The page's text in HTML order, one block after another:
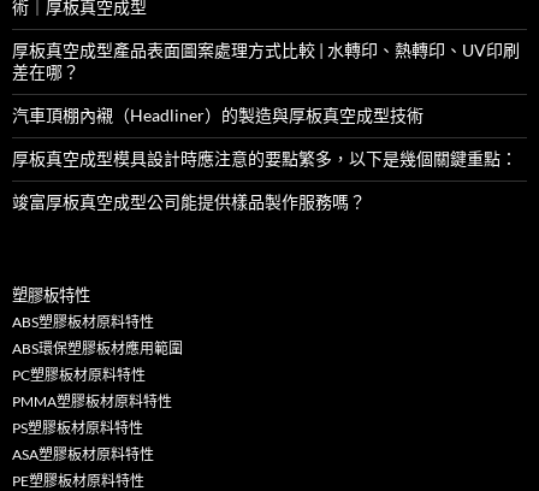
術｜厚板真空成型
厚板真空成型產品表面圖案處理方式比較 | 水轉印、熱轉印、UV印刷
差在哪？
汽車頂棚內襯（Headliner）的製造與厚板真空成型技術
厚板真空成型模具設計時應注意的要點繁多，以下是幾個關鍵重點：
竣富厚板真空成型公司能提供樣品製作服務嗎？
塑膠板特性
ABS塑膠板材原料特性
ABS環保塑膠板材應用範圍
PC塑膠板材原料特性
PMMA塑膠板材原料特性
PS塑膠板材原料特性
ASA塑膠板材原料特性
PE塑膠板材原料特性